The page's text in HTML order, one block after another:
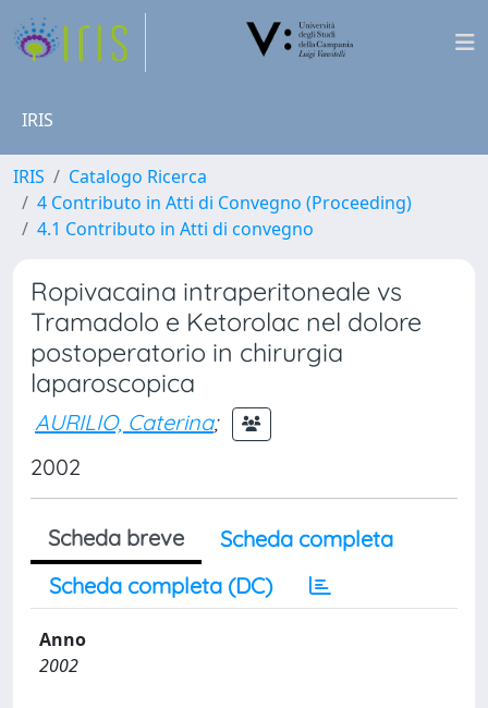
IRIS
IRIS
Catalogo Ricerca
4 Contributo in Atti di Convegno (Proceeding)
4.1 Contributo in Atti di convegno
Ropivacaina intraperitoneale vs
Tramadolo e Ketorolac nel dolore
postoperatorio in chirurgia
laparoscopica
AURILIO, Caterina;
2002
Scheda breve
Scheda completa
Scheda completa (DC)
Anno
2002